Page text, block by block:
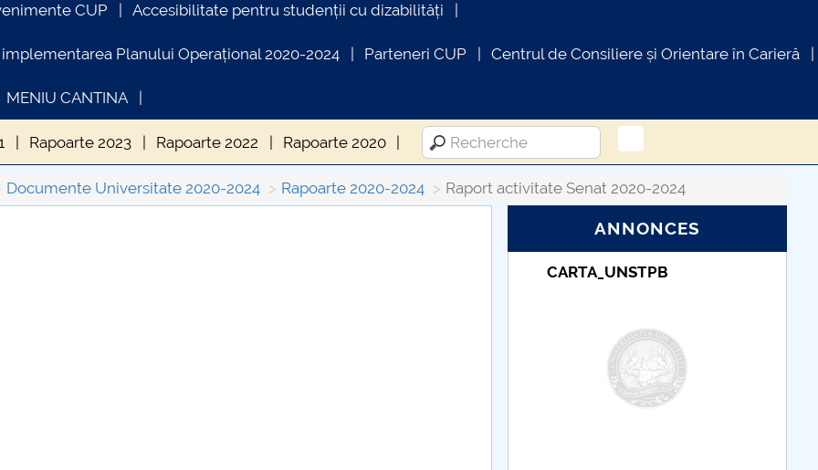
CUP Accesibilitate pentru studenții cu dizabilități
Planului Operațional 2020-2024 Parteneri CUP Centrul de Consiliere și Orientare în Carieră
MENIU CANTINA
Rapoarte 2023 Rapoarte 2022 Rapoarte 2020
Documente Universitate 2020-2024 Rapoarte 2020-2024 Raport activitate Senat 2020-2024
ANNONCES
Taxe de școlarizare